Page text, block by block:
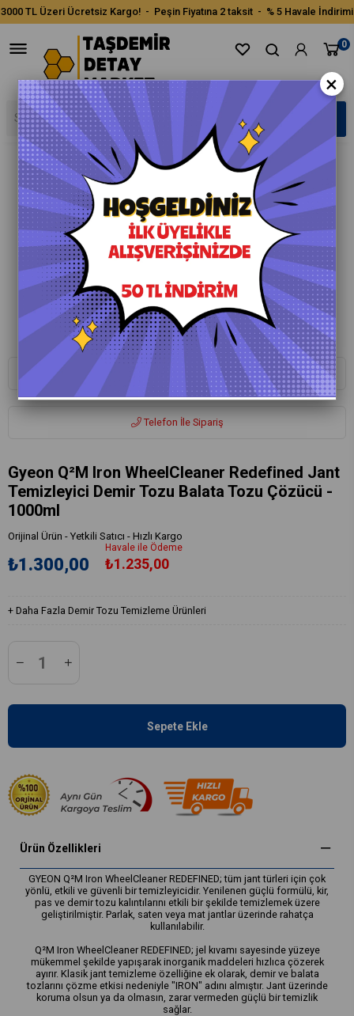
3000 TL Üzeri Ücretsiz Kargo! - Peşin Fiyatına 2 taksit - % 5 Havale İndirimi
0
›
Whatsapp ile Sipariş
Telefon İle Sipariş
Gyeon Q²M Iron WheelCleaner Redefined Jant
Temizleyici Demir Tozu Balata Tozu Çözücü -
1000ml
Orijinal Ürün - Yetkili Satıcı - Hızlı Kargo
₺1.300,00
Havale ile Ödeme
₺1.235,00
+ Daha Fazla Demir Tozu Temizleme Ürünleri
Ürün Özellikleri
GYEON Q²M Iron WheelCleaner REDEFINED; tüm jant türleri için çok
yönlü, etkili ve güvenli bir temizleyicidir. Yenilenen güçlü formülü, kir,
pas ve demir tozu kalıntılarını etkili bir şekilde temizlemek üzere
geliştirilmiştir. Parlak, saten veya mat jantlar üzerinde rahatça
kullanılabilir.
Q²M Iron WheelCleaner REDEFINED; jel kıvamı sayesinde yüzeye
mükemmel şekilde yapışarak inorganik maddeleri hızlıca çözerek
ayırır. Klasik jant temizleme özelliğine ek olarak, demir ve balata
tozlarını çözme etkisi nedeniyle "IRON" adını almıştır. Jant üzerinde
koruma olsun ya da olmasın, zarar vermeden güçlü bir temizlik
sağlar.
×